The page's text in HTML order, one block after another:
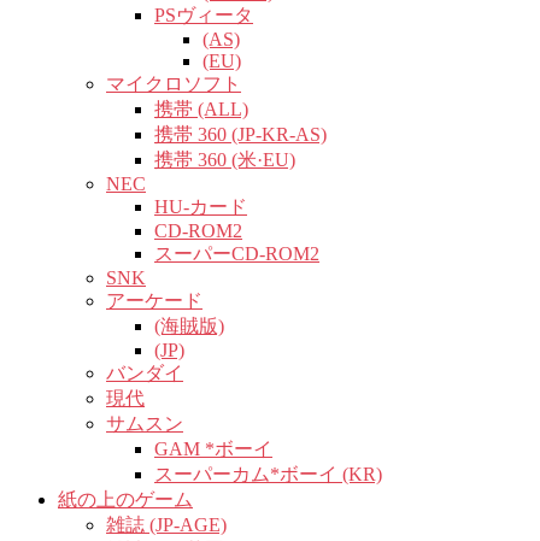
PSヴィータ
(AS)
(EU)
マイクロソフト
携帯 (ALL)
携帯 360 (JP-KR-AS)
携帯 360 (米·EU)
NEC
HU-カード
CD-ROM2
スーパーCD-ROM2
SNK
アーケード
(海賊版)
(JP)
バンダイ
現代
サムスン
GAM *ボーイ
スーパーカム*ボーイ (KR)
紙の上のゲーム
雑誌 (JP-AGE)